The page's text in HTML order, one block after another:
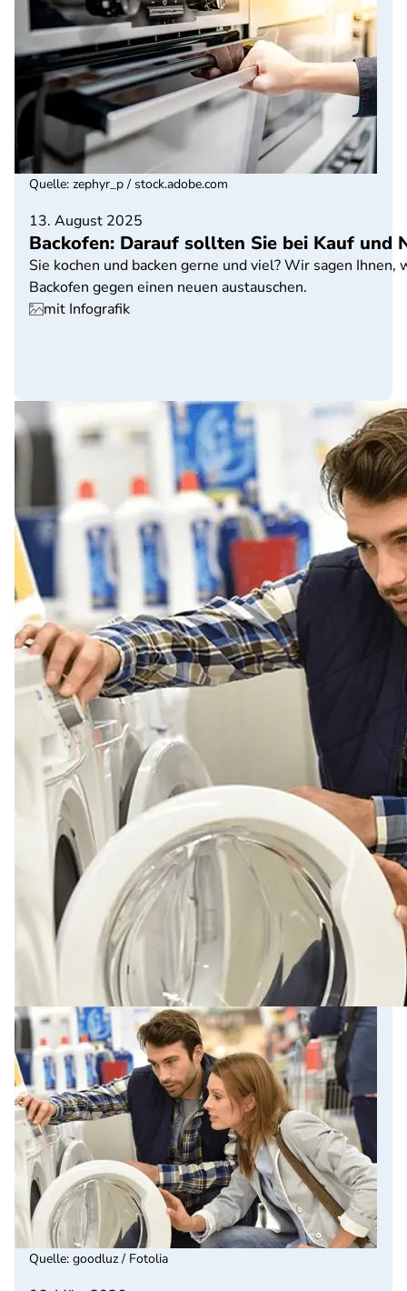
13. August 2025
Backofen: Darauf sollten Sie bei Kauf und
Sie kochen und backen gerne und viel? Wir sagen
Backofen gegen einen neuen austauschen.
mit Infografik
Quelle: zephyr_p / stock.adobe.com
Quelle: goodluz / Fotolia